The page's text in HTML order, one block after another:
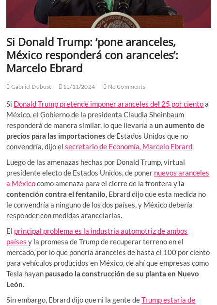
Si Donald Trump: ‘pone aranceles,
México responderá con aranceles’:
Marcelo Ebrard
Gabriel Dubost 12/11/2024 No Comments
Si Donald Trump pretende imponer aranceles del 25 por cientoa
México, el Gobierno de la presidenta Claudia Sheinbaum
responderá de manera similar, lo que llevaría aun aumento de
precios para las importaciones de Estados Unidos que no
convendría, dijo elsecretario de Economía, Marcelo Ebrard.
Luego de las amenazas hechas por Donald Trump, virtual
presidente electo de Estados Unidos, de poner nuevos aranceles
a Méxicocomo amenaza para el cierre de la frontera y la
contención contra el fentanilo, Ebrard dijo que esta medida no
le convendría a ninguno de los dos países, y México debería
responder con medidas arancelarias.
El principal problema es la industria automotriz de ambos
paísesy la promesa de Trump de recuperar terreno en el
mercado, por lo que pondría aranceles de hasta el 100 por ciento
para vehículos producidos en México, de ahí que empresas como
Tesla hayan pausado la construcción de su planta en Nuevo
León.
Sin embargo, Ebrard dijo que ni la gente deTrump estaría de